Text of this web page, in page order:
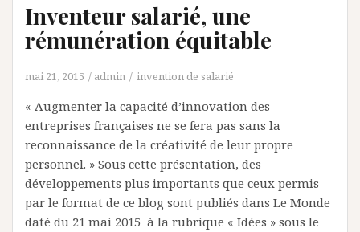
Inventeur salarié, une
rémunération équitable
mai 21, 2015 admin invention de salarié
« Augmenter la capacité d’innovation des
entreprises françaises ne se fera pas sans la
reconnaissance de la créativité de leur propre
personnel. » Sous cette présentation, des
développements plus importants que ceux permis
par le format de ce blog sont publiés dans Le Monde
daté du 21 mai 2015 à la rubrique « Idées » sous le